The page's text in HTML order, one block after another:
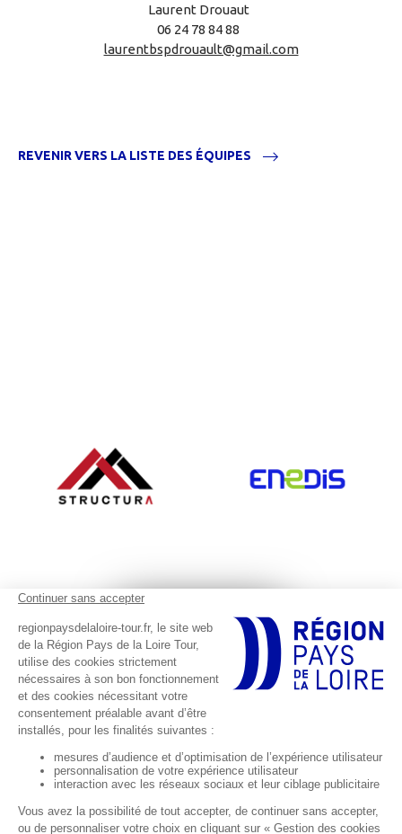
Laurent Drouaut
06 24 78 84 88
laurentbspdrouault@gmail.com
REVENIR VERS LA LISTE DES ÉQUIPES
Footer réseaux sociaux
Suivez-nous sur les réseaux sociaux